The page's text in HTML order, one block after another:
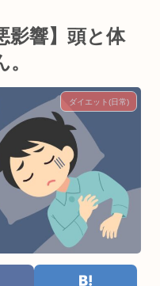
影響】頭と体
ダイエット(日常)